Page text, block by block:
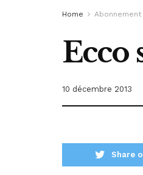
Home Abonnement
Ecco
10 décembre 2013
Share